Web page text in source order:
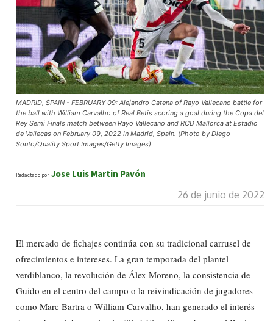
MADRID, SPAIN - FEBRUARY 09: Alejandro Catena of Rayo Vallecano battle for
the ball with William Carvalho of Real Betis scoring a goal during the Copa del
Rey Semi Finals match between Rayo Vallecano and RCD Mallorca at Estadio
de Vallecas on February 09, 2022 in Madrid, Spain. (Photo by Diego
Souto/Quality Sport Images/Getty Images)
Redactado por Jose Luis Martin Pavón
26 de junio de 2022
El mercado de fichajes continúa con su tradicional carrusel de
ofrecimientos e intereses. La gran temporada del plantel
verdiblanco, la revolución de Álex Moreno, la consistencia de
Guido en el centro del campo o la reivindicación de jugadores
como Marc Bartra o William Carvalho, han generado el interés